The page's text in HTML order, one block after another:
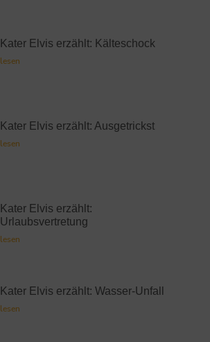
Kater Elvis erzählt: Kälteschock
lesen
Kater Elvis erzählt: Ausgetrickst
lesen
Kater Elvis erzählt:
Urlaubsvertretung
lesen
Kater Elvis erzählt: Wasser-Unfall
lesen